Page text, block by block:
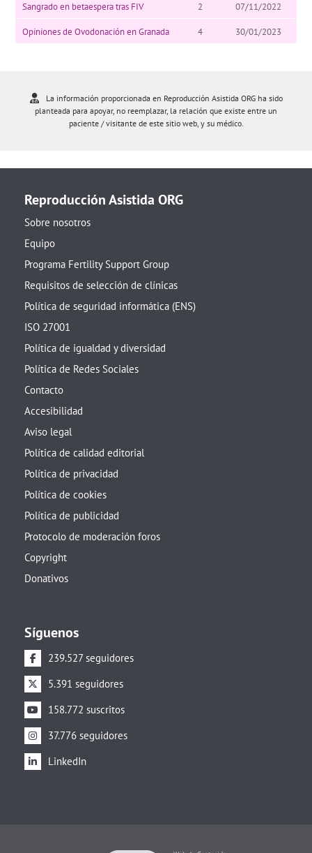
Sangrado en betaespera tras FIV 2 07/11/2022
Opiniones de Ovodonación en Granada 4 30/01/2023
La información proporcionada en Reproducción Asistida ORG ha sido
planteada para apoyar, no reemplazar, la relación que existe entre un
paciente / visitante de este sitio web, y su médico.
Reproducción Asistida ORG
Sobre nosotros
Equipo
Programa Fertility Support Group
Requisitos de selección de clínicas
Política de seguridad informática (ENS)
ISO 27001
Política de igualdad y diversidad
Política de Redes Sociales
Contacto
Accesibilidad
Aviso legal
Política de calidad editorial
Política de privacidad
Política de cookies
Política de publicidad
Protocolo de moderación foros
Copyright
Donativos
Síguenos
239.527 seguidores
5.391 seguidores
158.772 suscritos
37.776 seguidores
LinkedIn